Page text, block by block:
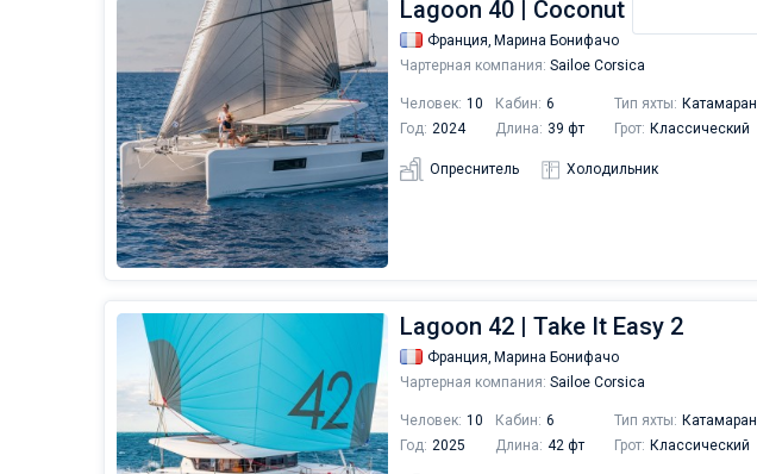
Lagoon 40 | Coconut
Франция, Марина Бонифачо
Чартерная компания: Sailoe Corsica
Человек: 10 Кабин: 6 Тип яхты: Катамаран
Год: 2024 Длина: 39 фт Грот: Классический
Опреснитель Холодильник
Lagoon 42 | Take It Easy 2
Франция, Марина Бонифачо
Чартерная компания: Sailoe Corsica
Человек: 10 Кабин: 6 Тип яхты: Катамаран
Год: 2025 Длина: 42 фт Грот: Классический